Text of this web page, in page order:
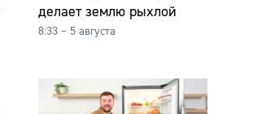
делает землю рыхлой
8:33 – 5 августа